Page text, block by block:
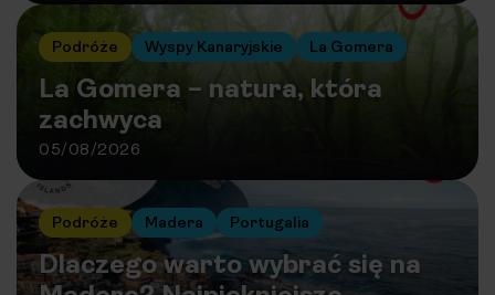
Podróże Wyspy Kanaryjskie La Gomera
La Gomera – natura, która
zachwyca
05/08/2026
Podróże Madera Portugalia
Dlaczego warto wybrać się na